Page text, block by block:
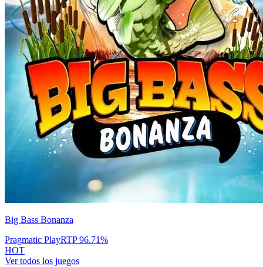
Big Bass Bonanza
Pragmatic PlayRTP96.71%
HOT
Ver todos los juegos